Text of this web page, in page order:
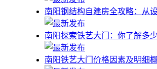
南阳钢结构自建房全攻略：从
南阳探索铁艺大门：你了解多少
南阳铁艺大门价格因素及明细